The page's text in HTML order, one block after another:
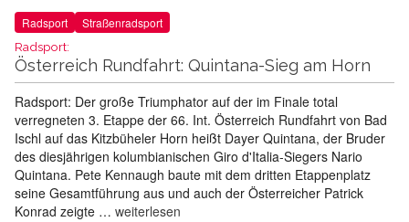
Radsport Straßenradsport
Radsport:
Österreich Rundfahrt: Quintana-Sieg am Horn
Radsport: Der große Triumphator auf der im Finale total
verregneten 3. Etappe der 66. Int. Österreich Rundfahrt von Bad
Ischl auf das Kitzbüheler Horn heißt Dayer Quintana, der Bruder
des diesjährigen kolumbianischen Giro d'Italia-Siegers Nario
Quintana. Pete Kennaugh baute mit dem dritten Etappenplatz
seine Gesamtführung aus und auch der Österreicher Patrick
Konrad zeigte … weiterlesen